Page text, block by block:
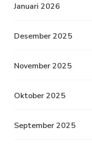
Januari 2026
Desember 2025
November 2025
Oktober 2025
September 2025